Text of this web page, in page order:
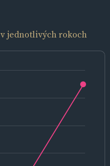
v jednotlivých rokoch